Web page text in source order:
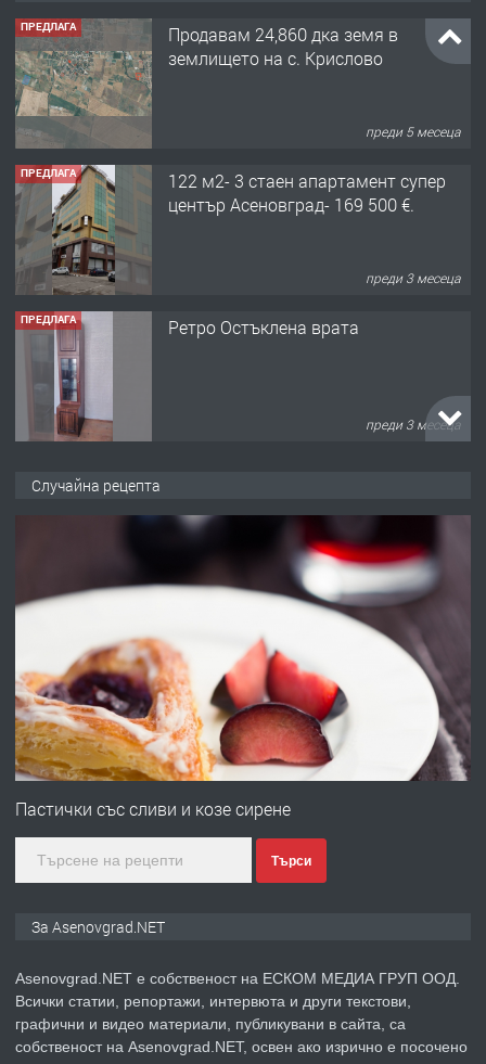
ПРЕДЛАГА
Продавам 24,860 дка земя в
землището на с. Крислово
преди 5 месеца
ПРЕДЛАГА
122 м2- 3 стаен апартамент супер
център Асеновград- 169 500 €.
преди 3 месеца
ПРЕДЛАГА Ретро Остъклена врата
преди 3 месеца
преди 10 месеца
ПРЕДЛАГА
Професионална броячна машина -
със сертификат от ЕЦБ
преди 1 година
ПРЕДЛАГА
Професионална зеленчукорезачка
преди 2 години
ПРЕДЛАГА
Случайна рецепта
Пастички със сливи и козе сирене
Търси
За Asenovgrad.NET
Asenovgrad.NET е собственост на ЕСКОМ МЕДИА ГРУП ООД.
Всички статии, репортажи, интервюта и други текстови,
графични и видео материали, публикувани в сайта, са
собственост на Asenovgrad.NET, освен ако изрично е посочено